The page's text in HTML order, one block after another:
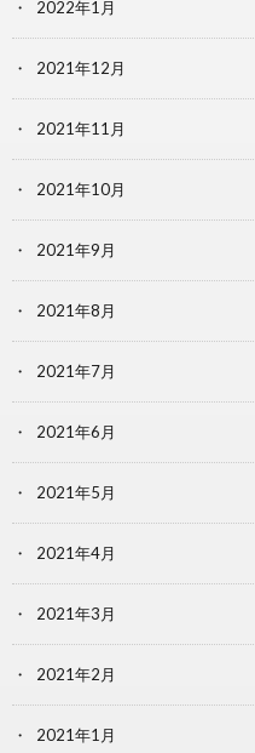
2022年1月
2021年12月
2021年11月
2021年10月
2021年9月
2021年8月
2021年7月
2021年6月
2021年5月
2021年4月
2021年3月
2021年2月
2021年1月